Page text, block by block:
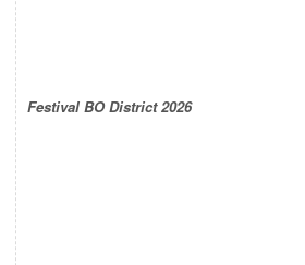
Festival BO District 2026